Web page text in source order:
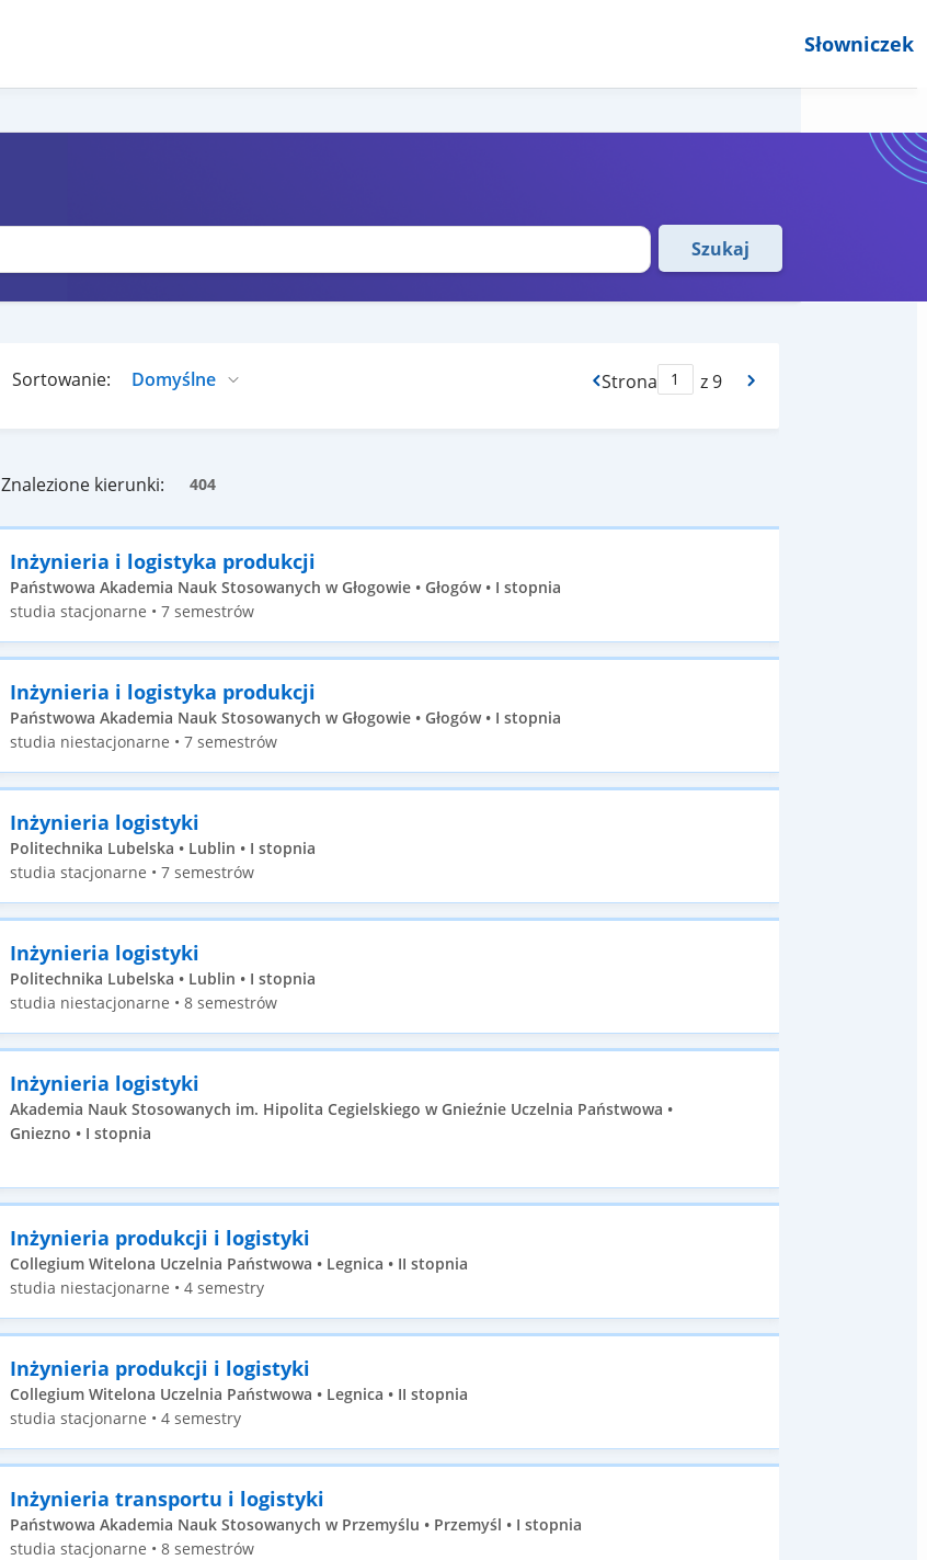
Słowniczek
Szukaj
Sortowanie: Strona z 9
Znalezione kierunki: 404
Inżynieria i logistyka produkcji
Państwowa Akademia Nauk Stosowanych w Głogowie • Głogów • I stopnia
studia stacjonarne • 7 semestrów
Inżynieria i logistyka produkcji
Państwowa Akademia Nauk Stosowanych w Głogowie • Głogów • I stopnia
studia niestacjonarne • 7 semestrów
Inżynieria logistyki
Politechnika Lubelska • Lublin • I stopnia
studia stacjonarne • 7 semestrów
Inżynieria logistyki
Politechnika Lubelska • Lublin • I stopnia
studia niestacjonarne • 8 semestrów
Inżynieria logistyki
Akademia Nauk Stosowanych im. Hipolita Cegielskiego w Gnieźnie Uczelnia Państwowa •
Gniezno • I stopnia
Inżynieria produkcji i logistyki
Collegium Witelona Uczelnia Państwowa • Legnica • II stopnia
studia niestacjonarne • 4 semestry
Inżynieria produkcji i logistyki
Collegium Witelona Uczelnia Państwowa • Legnica • II stopnia
studia stacjonarne • 4 semestry
Inżynieria transportu i logistyki
Państwowa Akademia Nauk Stosowanych w Przemyślu • Przemyśl • I stopnia
studia stacjonarne • 8 semestrów